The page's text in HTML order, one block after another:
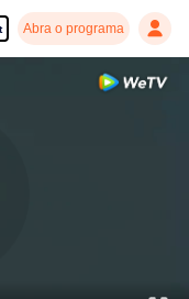
Abra o programa
reprodução suave